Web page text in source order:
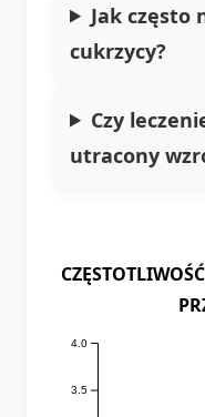
Jak często
cukrzycy?
Czy
utracony
3.5
4.0